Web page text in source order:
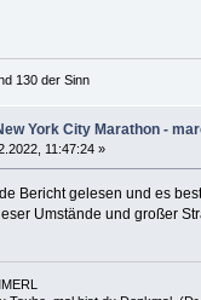
130 der Sinn
York City Marathon -
11:47:24 »
Bericht gelesen und es
Umstände und großer